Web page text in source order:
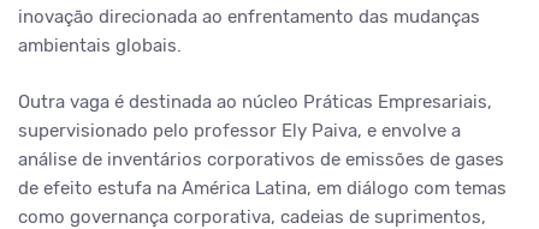
inovação direcionada ao enfrentamento das mudanças
ambientais globais.
Outra vaga é destinada ao núcleo Práticas Empresariais,
supervisionado pelo professor Ely Paiva, e envolve a
análise de inventários corporativos de emissões de gases
de efeito estufa na América Latina, em diálogo com temas
como governança corporativa, cadeias de suprimentos,